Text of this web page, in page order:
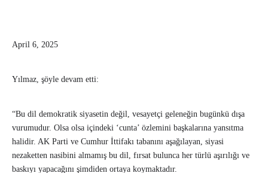
April 6, 2025
Yılmaz, şöyle devam etti:
“Bu dil demokratik siyasetin değil, vesayetçi geleneğin bugünkü dışa
vurumudur. Olsa olsa içindeki ‘cunta’ özlemini başkalarına yansıtma
halidir. AK Parti ve Cumhur İttifakı tabanını aşağılayan, siyasi
nezaketten nasibini almamış bu dil, fırsat bulunca her türlü aşırılığı ve
baskıyı yapacağını şimdiden ortaya koymaktadır.